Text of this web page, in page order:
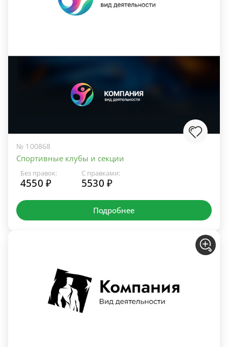
№ 100868
Спортивные клубы и секции
Без правок:
4550 ₽
С правками:
5530 ₽
Подробнее